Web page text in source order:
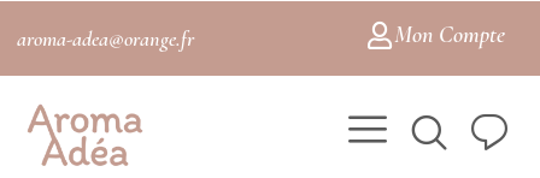
aroma-adea@orange.fr Mon Compte